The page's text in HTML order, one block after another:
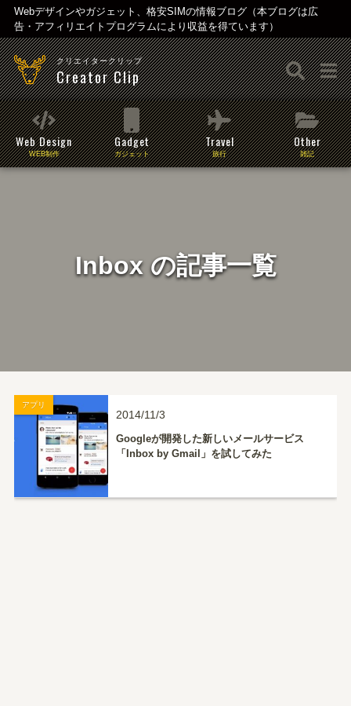
Webデザインやガジェット、格安SIMの情報ブログ（本ブログは広
告・アフィリエイトプログラムにより収益を得ています）
クリエイタークリップ
Creator Clip
Web Design
WEB制作
Gadget
ガジェット
Travel
旅行
Other
雑記
Inbox の記事一覧
アプリ
2014/11/3
Googleが開発した新しいメールサービス
「Inbox by Gmail」を試してみた